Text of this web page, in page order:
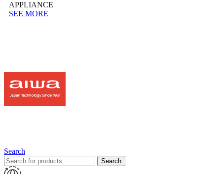
APPLIANCE
SEE MORE
Search
Search